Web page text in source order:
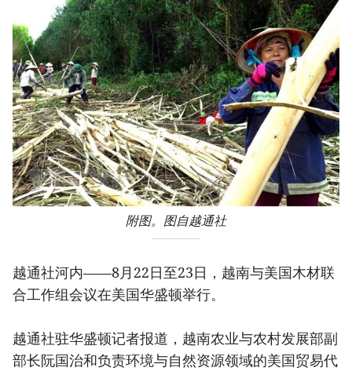
附图。图自越通社
越通社河内——8月22日至23日，越南与美国木材联
合工作组会议在美国华盛顿举行。
越通社驻华盛顿记者报道，越南农业与农村发展部副
部长阮国治和负责环境与自然资源领域的美国贸易代